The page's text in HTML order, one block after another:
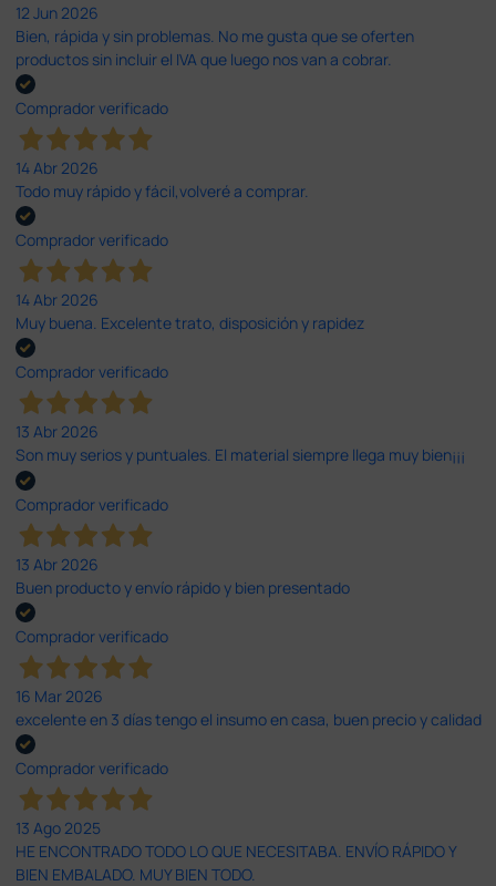
12 Jun 2026
Bien, rápida y sin problemas. No me gusta que se oferten
productos sin incluir el IVA que luego nos van a cobrar.
Comprador verificado
14 Abr 2026
Todo muy rápido y fácil,volveré a comprar.
Comprador verificado
14 Abr 2026
Muy buena. Excelente trato, disposición y rapidez
Comprador verificado
13 Abr 2026
Son muy serios y puntuales. El material siempre llega muy bien¡¡¡
Comprador verificado
13 Abr 2026
Buen producto y envío rápido y bien presentado
Comprador verificado
16 Mar 2026
excelente en 3 días tengo el insumo en casa, buen precio y calidad
Comprador verificado
13 Ago 2025
HE ENCONTRADO TODO LO QUE NECESITABA. ENVÍO RÁPIDO Y
BIEN EMBALADO. MUY BIEN TODO.